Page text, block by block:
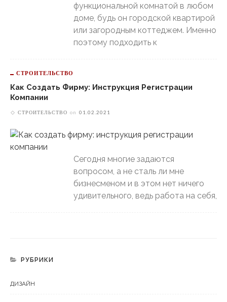
функциональной комнатой в любом
доме, будь он городской квартирой
или загородным коттеджем. Именно
поэтому подходить к
СТРОИТЕЛЬСТВО
Как Создать Фирму: Инструкция Регистрации
Компании
СТРОИТЕЛЬСТВО on 01.02.2021
Сегодня многие задаются
вопросом, а не сталь ли мне
бизнесменом и в этом нет ничего
удивительного, ведь работа на себя,
РУБРИКИ
ДИЗАЙН